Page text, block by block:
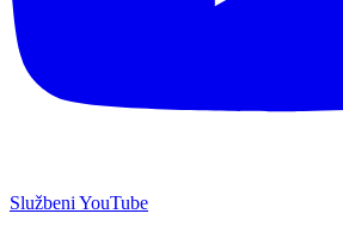
Službeni YouTube